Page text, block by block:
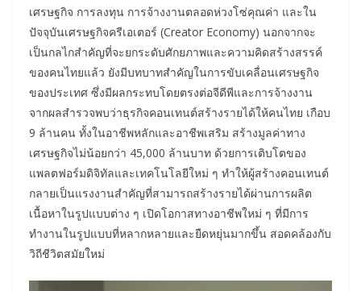
เศรษฐกิจ การลงทุน การจ้างงานตลอดห่วงโซ่คุณค่า และใน
ปัจจุบันเศรษฐกิจครีเอเตอร์ (Creator Economy) นอกจากจะ
เป็นกลไกสำคัญที่จะยกระดับศักยภาพและความคิดสร้างสรรค์
ของคนไทยแล้ว ยังมีบทบาทสำคัญในการขับเคลื่อนเศรษฐกิจ
ของประเทศ ซึ่งมีผลกระทบโดยตรงต่อจีดีพีและการจ้างงาน
จากผลสำรวจพบว่าธุรกิจคอนเทนต์สร้างรายได้ให้คนไทย เกือบ
9 ล้านคน ทั้งในอาชีพหลักและอาชีพเสริม สร้างมูลค่าทาง
เศรษฐกิจไม่น้อยกว่า 45,000 ล้านบาท ด้วยการเติบโตของ
แพลตฟอร์มดิจิทัลและเทคโนโลยีใหม่ ๆ ทำให้ผู้สร้างคอนเทนต์
กลายเป็นแรงงานสำคัญที่สามารถสร้างรายได้ผ่านการผลิต
เนื้อหาในรูปแบบต่าง ๆ เปิดโอกาสทางอาชีพใหม่ ๆ ที่มีการ
ทำงานในรูปแบบที่หลากหลายและยืดหยุ่นมากขึ้น สอดคล้องกับ
วิถีชีวิตสมัยใหม่